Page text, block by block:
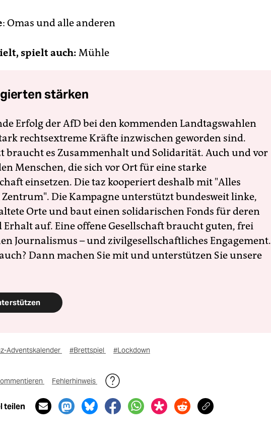
: Omas und alle anderen
spielt auch: Mühle
stärken
Erfolg der AfD bei den kommenden Landtagswahlen
rechtsextreme Kräfte inzwischen geworden sind.
braucht es Zusammenhalt und Solidarität. Auch und vor
Menschen, die sich vor Ort für eine starke
einsetzen. Die taz kooperiert deshalb mit "Alles
Die Kampagne unterstützt bundesweit linke,
Orte und baut einen solidarischen Fonds für deren
Erhalt auf. Eine offene Gesellschaft braucht guten, frei
Journalismus – und zivilgesellschaftliches Engagement.
Dann machen Sie mit und unterstützen Sie unsere
Adventskalender #Brettspiel #Lockdown
Fehlerhinweis
teilen